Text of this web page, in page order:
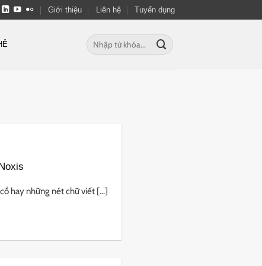
Giới thiệu Liên hệ Tuyển dụng
Tìm
kiếm:
hay những nét chữ viết [...]